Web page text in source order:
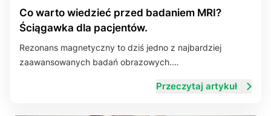
Co warto wiedzieć przed badaniem MRI?
Ściągawka dla pacjentów.
Rezonans magnetyczny to dziś jedno z najbardziej
zaawansowanych badań obrazowych.…
Przeczytaj artykuł